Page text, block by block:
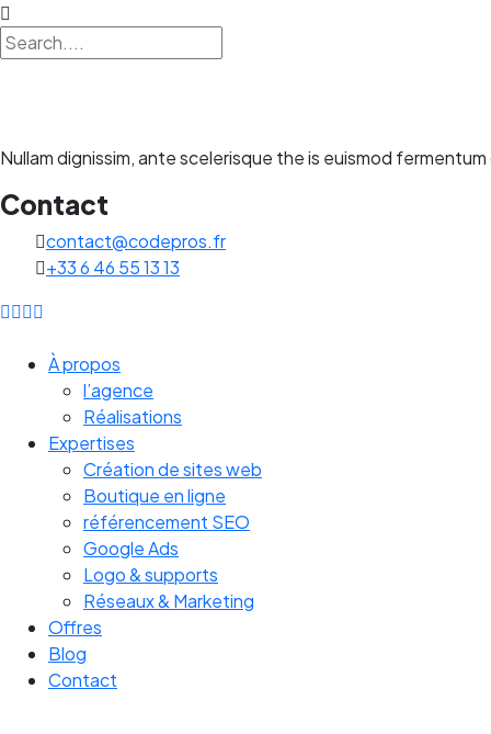
Nullam dignissim, ante scelerisque the is euismod
Contact
contact@codepros.fr
+33 6 46 55 13 13
À propos
l’agence
Réalisations
Expertises
Création de sites web
Boutique en ligne
référencement SEO
Google Ads
Logo & supports
Réseaux & Marketing
Offres
Blog
Contact